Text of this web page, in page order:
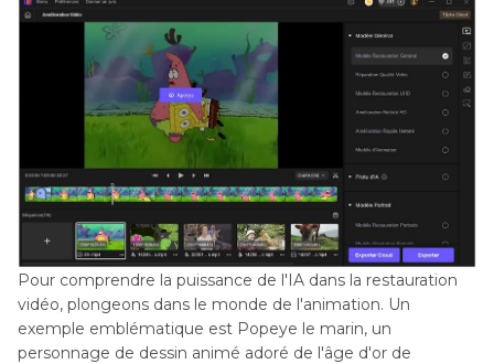
Pour comprendre la puissance de l'IA dans la restauration
vidéo, plongeons dans le monde de l'animation. Un
exemple emblématique est Popeye le marin, un
personnage de dessin animé adoré de l'âge d'or de